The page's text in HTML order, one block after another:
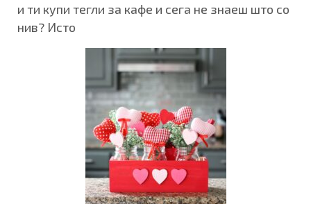
и ти купи тегли за кафе и сега не знаеш што со
нив? Исто